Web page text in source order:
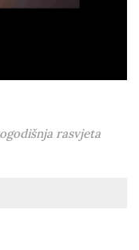
rasvjeta